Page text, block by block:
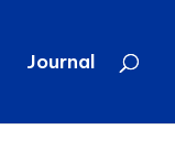
Journal